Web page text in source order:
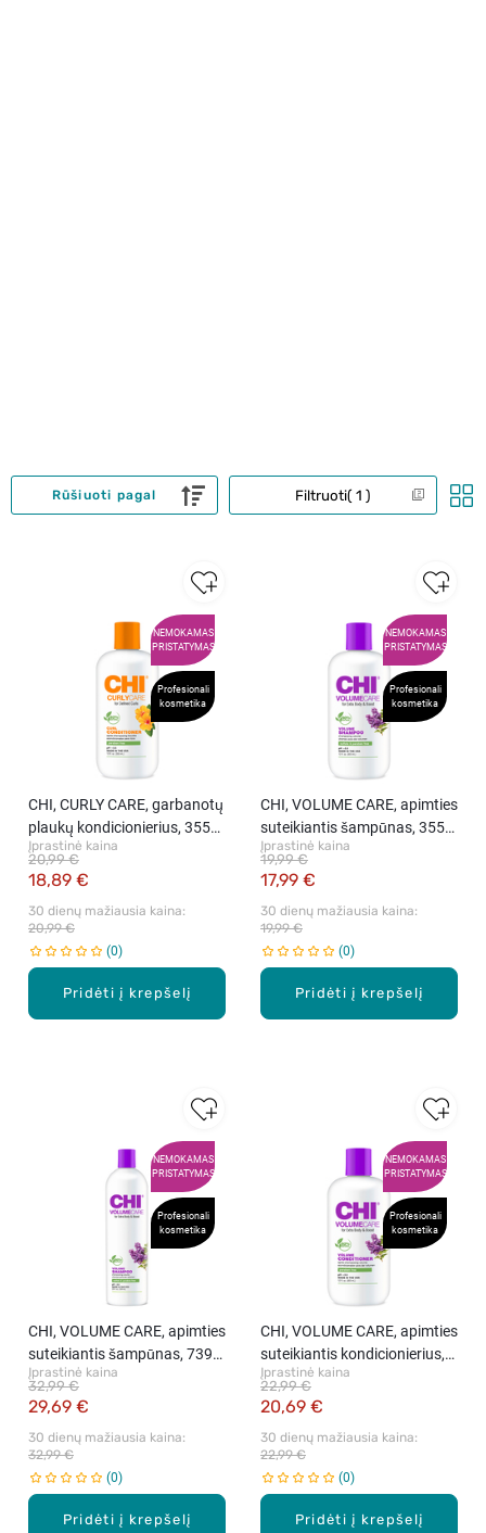
Filtruoti 1
Rūšiuoti pagal
NEMOKAMAS
PRISTATYMAS
Profesionali
kosmetika
Pridėti į krepšelį
CHI, CURLY CARE, garbanotų
plaukų kondicionierius, 355
ml
Įprastinė kaina
18,89 €
20,99 €
30 dienų mažiausia kaina:
20,99 €
0
NEMOKAMAS
PRISTATYMAS
Profesionali
kosmetika
Pridėti į krepšelį
CHI, VOLUME CARE, apimties
suteikiantis šampūnas, 355
ml
Įprastinė kaina
17,99 €
19,99 €
30 dienų mažiausia kaina:
19,99 €
0
NEMOKAMAS
PRISTATYMAS
Profesionali
kosmetika
Pridėti į krepšelį
CHI, VOLUME CARE, apimties
suteikiantis šampūnas, 739
ml
Įprastinė kaina
29,69 €
32,99 €
30 dienų mažiausia kaina:
32,99 €
0
NEMOKAMAS
PRISTATYMAS
Profesionali
kosmetika
Pridėti į krepšelį
CHI, VOLUME CARE, apimties
suteikiantis kondicionierius,
355 ml
Įprastinė kaina
20,69 €
22,99 €
30 dienų mažiausia kaina:
22,99 €
0